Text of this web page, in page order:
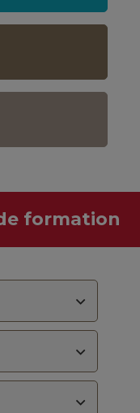
formation